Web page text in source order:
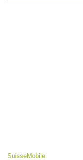
SuisseMobile